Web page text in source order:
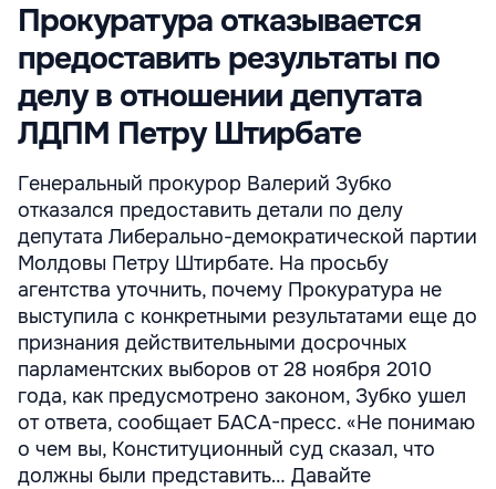
Прокуратура отказывается
предоставить результаты по
делу в отношении депутата
ЛДПМ Петру Штирбате
Генеральный прокурор Валерий Зубко
отказался предоставить детали по делу
депутата Либерально-демократической партии
Молдовы Петру Штирбате. На просьбу
агентства уточнить, почему Прокуратура не
выступила с конкретными результатами еще до
признания действительными досрочных
парламентских выборов от 28 ноября 2010
года, как предусмотрено законом, Зубко ушел
от ответа, сообщает БАСА-пресс. «Не понимаю
о чем вы, Конституционный суд сказал, что
должны были представить… Давайте